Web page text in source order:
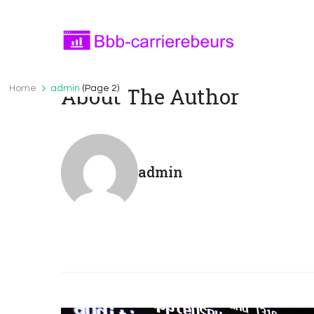
Home admin (Page 2)
About The Author
admin